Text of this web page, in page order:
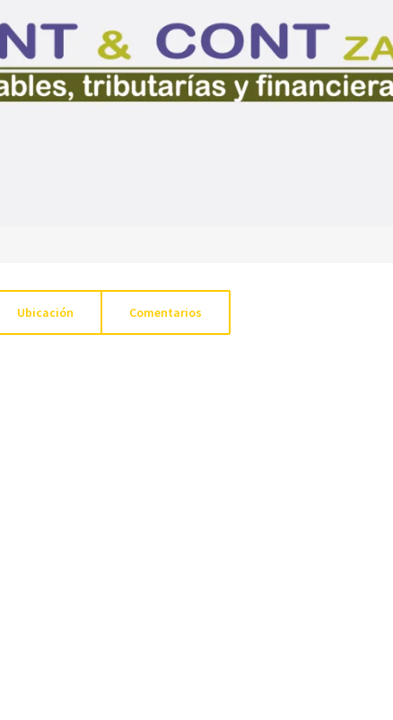
Ubicación Comentarios